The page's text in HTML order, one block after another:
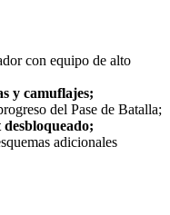
con equipo de alto
y camuflajes;
del Pase de Batalla;
desbloqueado;
adicionales